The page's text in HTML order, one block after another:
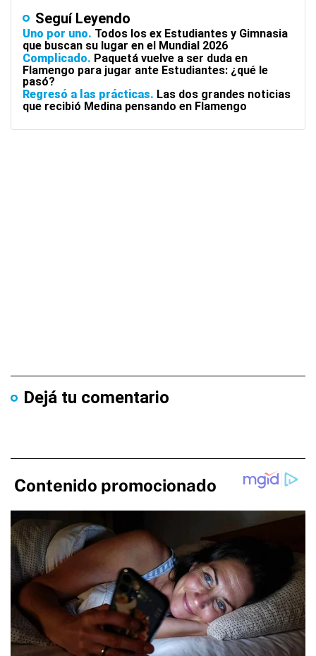
Seguí Leyendo
Uno por uno Todos los ex Estudiantes y Gimnasia
que buscan su lugar en el Mundial 2026
Complicado Paquetá vuelve a ser duda en
Flamengo para jugar ante Estudiantes: ¿qué le
pasó?
Regresó a las prácticas Las dos grandes noticias
que recibió Medina pensando en Flamengo
Dejá tu comentario